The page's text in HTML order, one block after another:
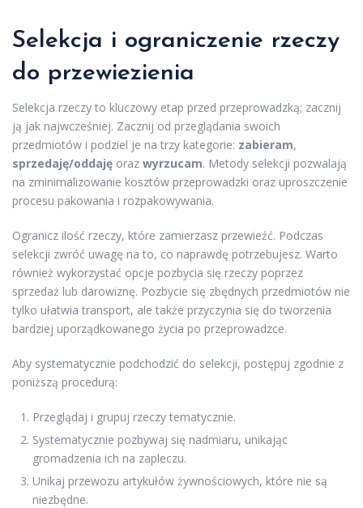
Selekcja i ograniczenie rzeczy
do przewiezienia
Selekcja rzeczy to kluczowy etap przed przeprowadzką; zacznij
ją jak najwcześniej. Zacznij od przeglądania swoich
przedmiotów i podziel je na trzy kategorie: zabieram,
sprzedaję/oddaję oraz wyrzucam. Metody selekcji pozwalają
na zminimalizowanie kosztów przeprowadzki oraz uproszczenie
procesu pakowania i rozpakowywania.
Ogranicz ilość rzeczy, które zamierzasz przewieźć. Podczas
selekcji zwróć uwagę na to, co naprawdę potrzebujesz. Warto
również wykorzystać opcje pozbycia się rzeczy poprzez
sprzedaż lub darowiznę. Pozbycie się zbędnych przedmiotów nie
tylko ułatwia transport, ale także przyczynia się do tworzenia
bardziej uporządkowanego życia po przeprowadzce.
Aby systematycznie podchodzić do selekcji, postępuj zgodnie z
poniższą procedurą:
Przeglądaj i grupuj rzeczy tematycznie.
Systematycznie pozbywaj się nadmiaru, unikając
gromadzenia ich na zapleczu.
Unikaj przewozu artykułów żywnościowych, które nie są
niezbędne.